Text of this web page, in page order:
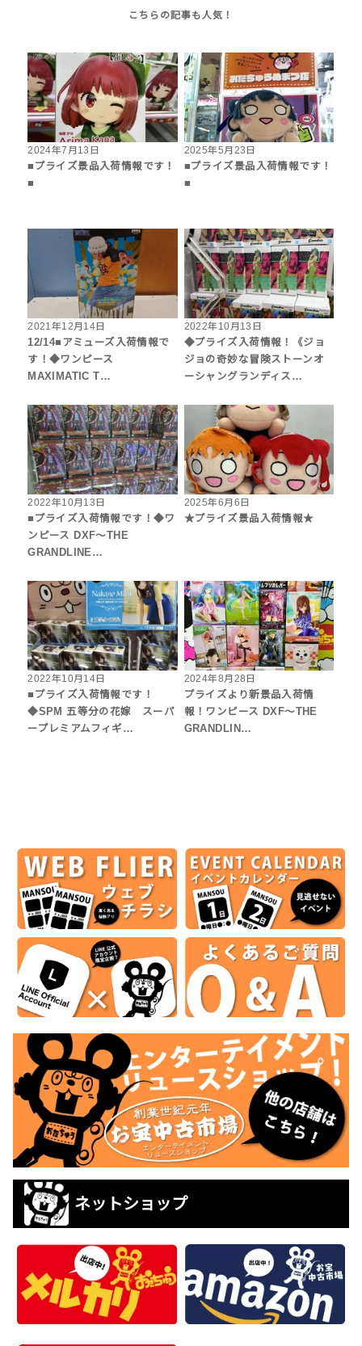
2024年7月13日
■プライズ景品入荷情報です！
■
2025年5月23日
■プライズ景品入荷情報です！
■
2021年12月14日
12/14■アミューズ入荷情報で
す！◆ワンピース
MAXIMATIC T…
2022年10月13日
◆プライズ入荷情報！《ジョ
ジョの奇妙な冒険ストーンオ
ーシャングランディス…
2022年10月13日
■プライズ入荷情報です！◆ワ
ンピース DXF〜THE
GRANDLINE…
2025年6月6日
★プライズ景品入荷情報★
2022年10月14日
■プライズ入荷情報です！
◆SPM 五等分の花嫁 スーパ
ープレミアムフィギ…
2024年8月28日
プライズより新景品入荷情
報！ワンピース DXF～THE
GRANDLIN…
ネットショップ